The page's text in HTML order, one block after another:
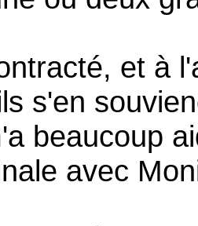
et à
s'en
beaucoup
avec